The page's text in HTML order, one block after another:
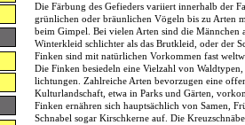
Die Färbung des Gefieders variiert innerhalb der
grünlichen oder bräunlichen Vögeln bis zu Arten
beim Gimpel. Bei vielen Arten sind die Männchen
Winterkleid schlichter als das Brutkleid, oder der
Finken sind mit natürlichen Vorkommen fast
Die Finken besiedeln eine Vielzahl von
lichtungen. Zahlreiche Arten bevorzugen eine
Kulturlandschaft, etwa in Parks und Gärten,
Finken ernähren sich hauptsächlich von Samen,
Schnabel sogar Kirschkerne auf. Die